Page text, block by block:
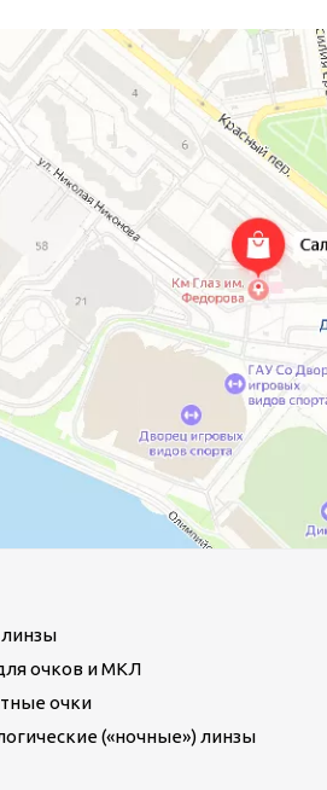
очков и МКЛ
очки
(«ночные») линзы